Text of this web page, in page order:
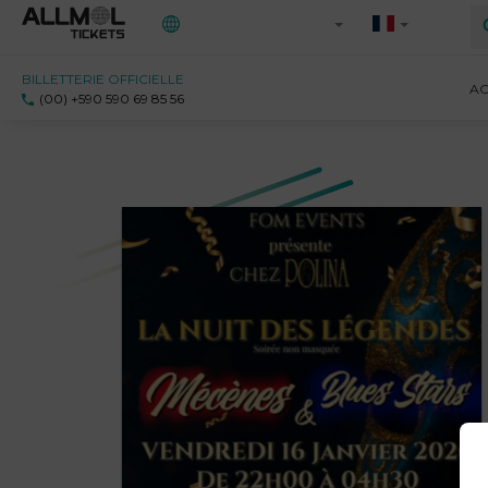
972 - Martinique
973 - Guyane
Ile-de-France
Saint-Martin
BILLETTERIE OFFICIELLE
(00) +590 590 69 85 56